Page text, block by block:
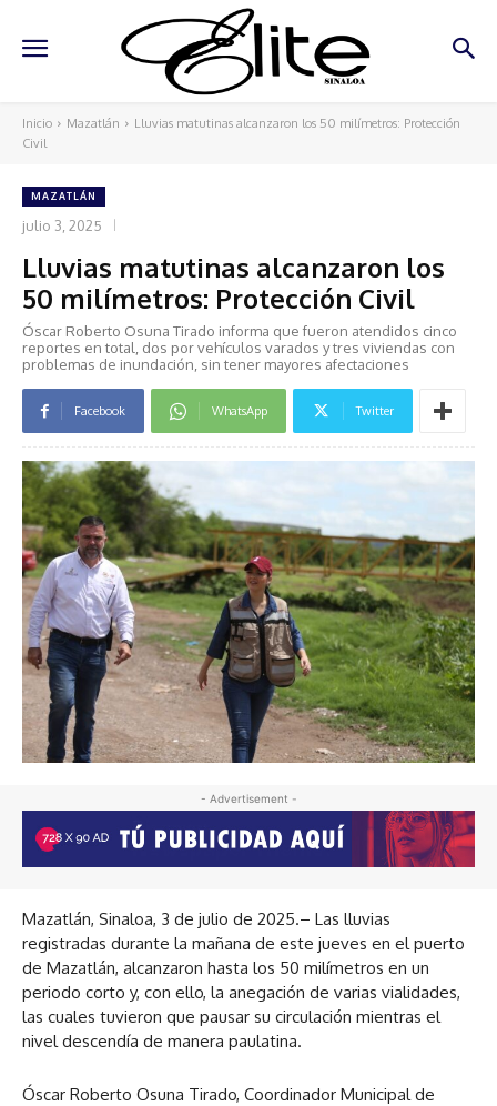
Inicio Mazatlán
Lluvias matutinas alcanzaron los 50 milímetros: Protección
Civil
MAZATLÁN
julio 3, 2025
Lluvias matutinas alcanzaron los
50 milímetros: Protección Civil
Óscar Roberto Osuna Tirado informa que fueron atendidos cinco
reportes en total, dos por vehículos varados y tres viviendas con
problemas de inundación, sin tener mayores afectaciones
Facebook WhatsApp Twitter
- Advertisement -
Mazatlán, Sinaloa, 3 de julio de 2025.– Las lluvias
registradas durante la mañana de este jueves en el puerto
de Mazatlán, alcanzaron hasta los 50 milímetros en un
periodo corto y, con ello, la anegación de varias vialidades,
las cuales tuvieron que pausar su circulación mientras el
nivel descendía de manera paulatina.
Óscar Roberto Osuna Tirado, Coordinador Municipal de